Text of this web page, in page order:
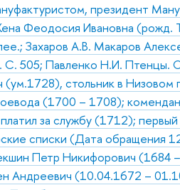
президент
Феодосия Ивановна (рожд.
Захаров А.В. Макаров
С. 505; Павленко Н.И. Птенцы.
стольник в Низовом
(1700 – 1708);
за службу (1712);
списки (Дата обращения
Петр Никифорович (1684
Андреевич (10.04.1672 –